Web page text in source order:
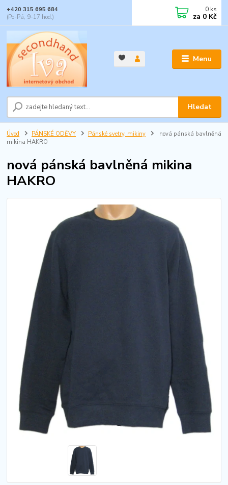
Menu
Hledat
+420 315 695 684
(Po-Pá, 9-17 hod.)
0 ks
za 0 Kč
Úvod PÁNSKÉ ODĚVY Pánské svetry, mikiny
nová pánská bavlněná
mikina HAKRO
nová pánská bavlněná mikina
HAKRO